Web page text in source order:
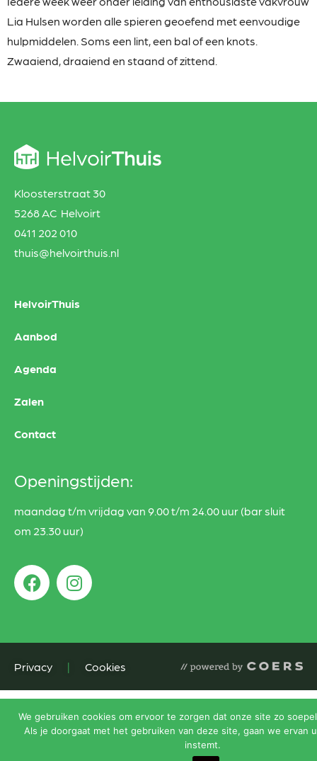
Lia Hulsen worden alle spieren geoefend met eenvoudige
hulpmiddelen. Soms een lint, een bal of een knots.
Zwaaiend, draaiend en staand of zittend.
Kloosterstraat 30
5268 AC Helvoirt
0411 202 010
thuis@helvoirthuis.nl
HelvoirThuis
Aanbod
Agenda
Zalen
Contact
Openingstijden:
maandag t/m vrijdag van 9.00 t/m 24.00 uur (bar sluit
om 23.30 uur)
Privacy | Cookies
We gebruiken cookies om ervoor te zorgen dat onze site zo
Als je doorgaat met het gebruiken van deze site, gaan we ervan
instemt.